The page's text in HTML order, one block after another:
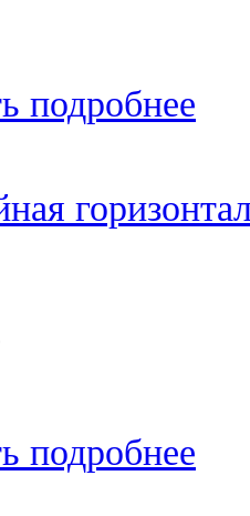
подробнее
подробнее